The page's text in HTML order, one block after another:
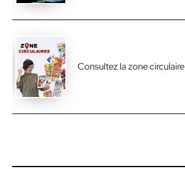
Consultez la zone circulaire